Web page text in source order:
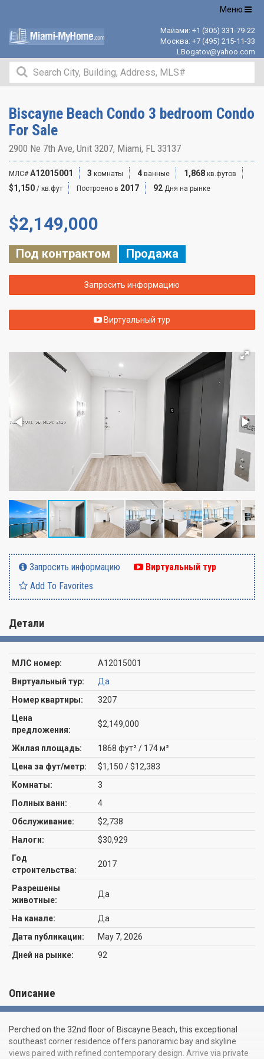
Открыть
Меню
Майами: +1 (305) 331-79-22
Москва: +7 (495) 215-11-33
LBogatov@yahoo.com
Biscayne Beach Condo 3 bedroom Condo
For Sale
2900 Ne 7th Ave, Unit 3207, Miami, FL 33137
МЛС# A12015001 3 комнаты 4 ванные 1,868 кв.футов
$1,150 / кв.фут Построено в 2017 92 Дня на рынке
$2,149,000
Под контрактом Продажа
Запросить информацию
Виртуальный тур
Запросить информацию
Виртуальный тур
Add To Favorites
Детали
МЛС номер:
A12015001
Виртуальный тур:
Да
Номер квартиры:
3207
Цена
предложения:
$2,149,000
Жилая площадь:
1868 фут² / 174 м²
Цена за фут/метр:
$1,150 / $12,383
Комнаты:
3
Полных ванн:
4
Обслуживание:
$2,738
Налоги:
$30,929
Год
строительства:
2017
Разрешены
животные:
Да
На канале:
Да
Дата публикации:
May 7, 2026
Дней на рынке:
92
Описание
Perched on the 32nd floor of Biscayne Beach, this exceptional
southeast corner residence offers panoramic bay and skyline
views paired with refined contemporary design. Arrive via private